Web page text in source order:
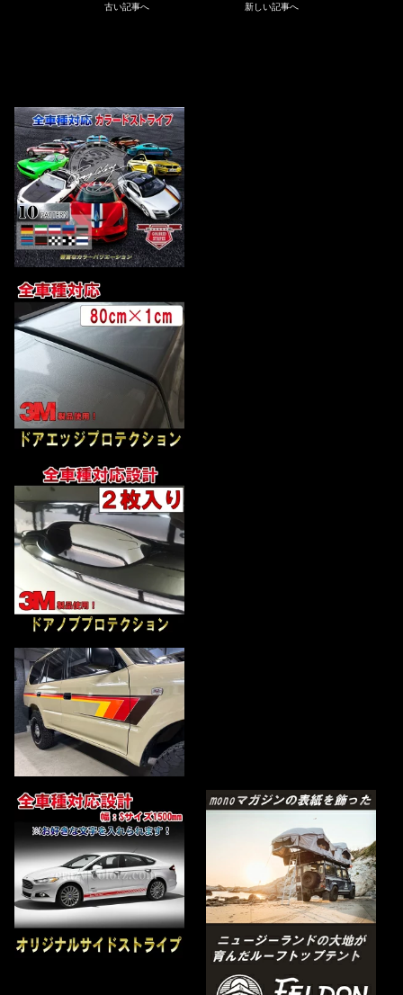
古い記事へ 新しい記事へ